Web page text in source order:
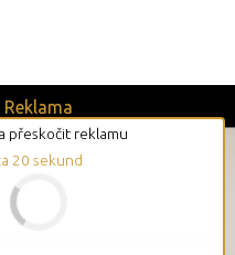
Reklama
přeskočit reklamu
19 sekund